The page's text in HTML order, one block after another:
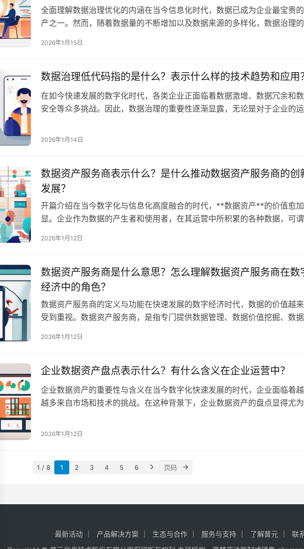
全面理解数据治理优化的内涵在当今信息化时代，数据已成为企业最宝贵
产之一。然而，随着数据量的不断增加以及数据来源的多样化，数据治理的
2026年1月15日
数据治理低代码指的是什么？表示什么样的技术趋势和应用
在如今快速发展的数字化时代，各类企业正面临着数据激增、数据冗余和
安全等众多挑战。因此，数据治理的重要性逐渐显露，无论是对于企业的运
的数据治理方法往往依赖于复杂的技术与编程，导致实现门槛高、时间长、
2026年1月14日
数据资产服务商表示什么？是什么推动数据资产服务商的创
发展？
开篇介绍在当今数字化与信息化高度融合的时代，**数据资产**的价值愈
显。企业作为数据的产生者和使用者，在其运营中所积累的各种数据，可谓
数据。随之而来的，是数据资产服务商这个新兴行业的崛起。数据资产服务
2026年1月12日
数据资产服务商是什么意思？怎么理解数据资产服务商在数
经济中的角色？
数据资产服务商的定义与功能在快速发展的数字经济时代，数据的价值越
受到重视。数据资产服务商，是指专门提供数据管理、数据价值挖掘、数据
现出其在市场中的重要性。它们不仅负责对企业数据的收集、存储、管理与
2026年1月12日
企业数据资产盘点表示什么？有什么含义在企业运营中？
企业数据资产的重要性与含义在当今数字化快速发展的时代，企业面临着
越多来自市场和技术的挑战。在这种背景下，企业数据资产的盘点显得尤为
性。数据资产的盘点，简单而言就是对企业现有的数据资源进行全面的评估
2026年1月12日
1 / 8 1 2 3 4 5 6
最新活动 产品解决方案 生态与合作 服务与支持 了解普元
联